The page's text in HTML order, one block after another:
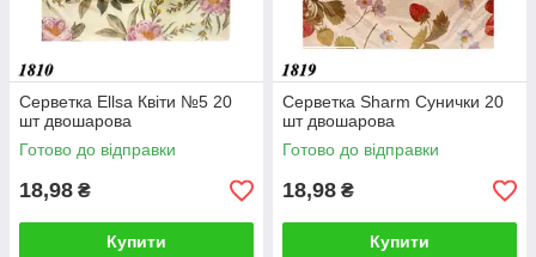
Серветка Ellsa Квіти №5 20
шт двошарова
Готово до відправки
18,98 ₴
Купити
Серветка Sharm Сунички 20
шт двошарова
Готово до відправки
18,98 ₴
Купити